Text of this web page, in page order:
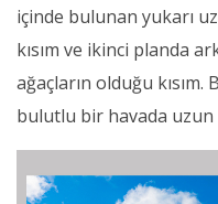
içinde bulunan yukarı
kısım ve ikinci planda
ağaçların olduğu
bulutlu bir havada uzun